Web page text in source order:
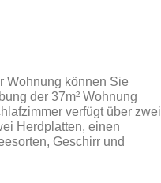
Wohnung können Sie
der 37m² Wohnung
verfügt über zwei
Herdplatten, einen
Geschirr und